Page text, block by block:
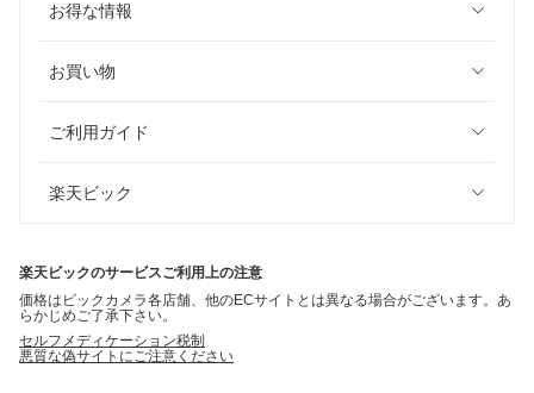
お得な情報
お買い物
ご利用ガイド
楽天ビック
楽天ビックのサービスご利用上の注意
価格はビックカメラ各店舗、他のECサイトとは異なる場合がございます。あ
らかじめご了承下さい。
セルフメディケーション税制
悪質な偽サイトにご注意ください